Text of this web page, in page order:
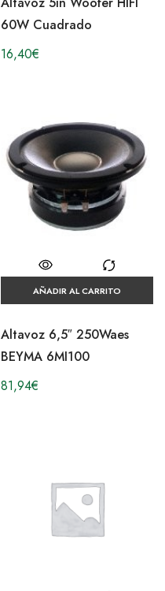
60W Cuadrado
16,40€
AÑADIR AL CARRITO
Altavoz 6,5″ 250Waes
BEYMA 6MI100
81,94€